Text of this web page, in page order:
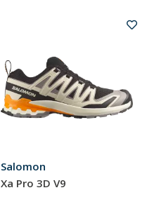
Salomon
Xa Pro 3D V9